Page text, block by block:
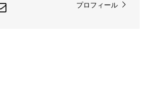
プロフィール